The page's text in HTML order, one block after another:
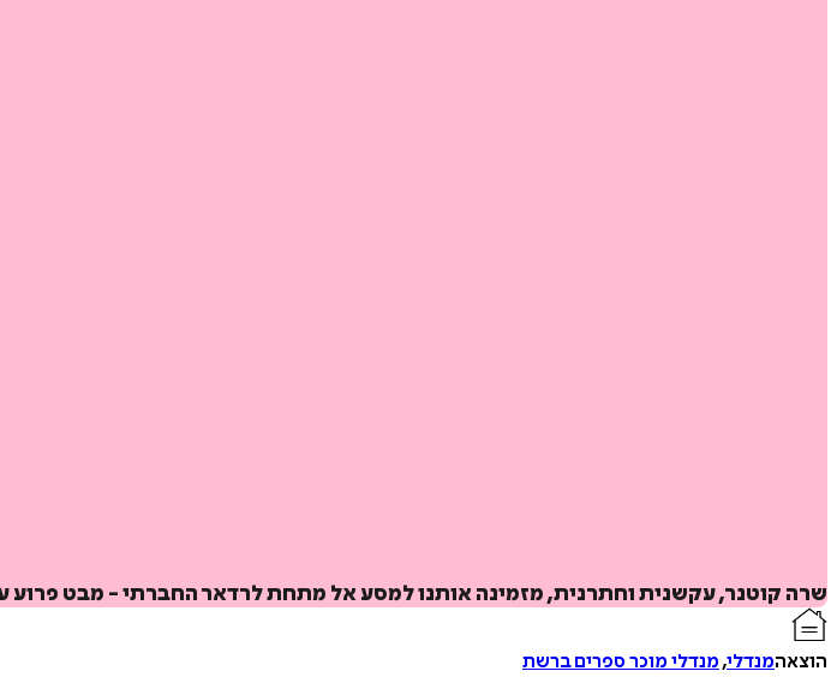
שרה קוטנר, עקשנית וחתרנית, מזמינה אותנו למסע אל מתחת לרדאר החברתי - מבט פרוע
הוצאהמנדלי,מנדלי מוכר ספרים ברשת